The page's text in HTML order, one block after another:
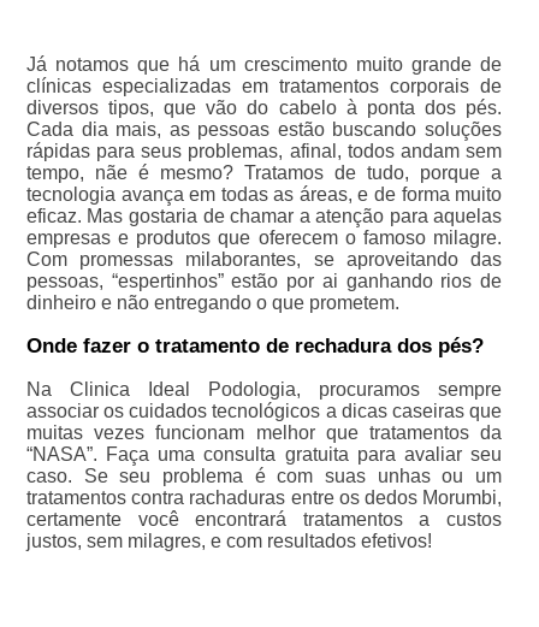
Já notamos que há um crescimento muito grande de
clínicas especializadas em tratamentos corporais de
diversos tipos, que vão do cabelo à ponta dos pés.
Cada dia mais, as pessoas estão buscando soluções
rápidas para seus problemas, afinal, todos andam sem
tempo, nãe é mesmo? Tratamos de tudo, porque a
tecnologia avança em todas as áreas, e de forma muito
eficaz. Mas gostaria de chamar a atenção para aquelas
empresas e produtos que oferecem o famoso milagre.
Com promessas milaborantes, se aproveitando das
pessoas, “espertinhos” estão por ai ganhando rios de
dinheiro e não entregando o que prometem.
Onde fazer o tratamento de rechadura dos pés?
Na Clinica Ideal Podologia, procuramos sempre
associar os cuidados tecnológicos a dicas caseiras que
muitas vezes funcionam melhor que tratamentos da
“NASA”. Faça uma consulta gratuita para avaliar seu
caso. Se seu problema é com suas unhas ou um
tratamentos contra rachaduras entre os dedos Morumbi,
certamente você encontrará tratamentos a custos
justos, sem milagres, e com resultados efetivos!